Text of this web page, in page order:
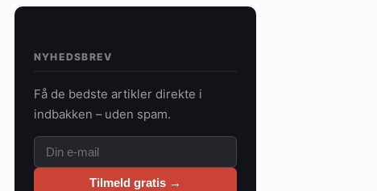
NYHEDSBREV
Få de bedste artikler direkte i
indbakken – uden spam.
Tilmeld gratis →